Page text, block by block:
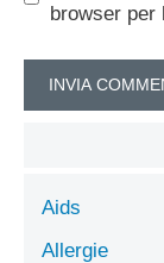
browser per
Aids
Allergie